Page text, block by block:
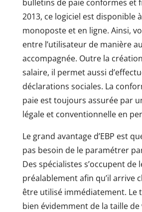
bulletins de paie conformes et
2013, ce logiciel est disponible
monoposte et en ligne. Ainsi,
entre l’utilisateur de manière
accompagnée. Outre la
salaire, il permet aussi
déclarations sociales. La
paie est toujours assurée par
légale et conventionnelle en
Le grand avantage d’EBP est
pas besoin de le paramétrer
Des spécialistes s’occupent de
préalablement afin qu’il arrive
être utilisé immédiatement. Le
bien évidemment de la taille